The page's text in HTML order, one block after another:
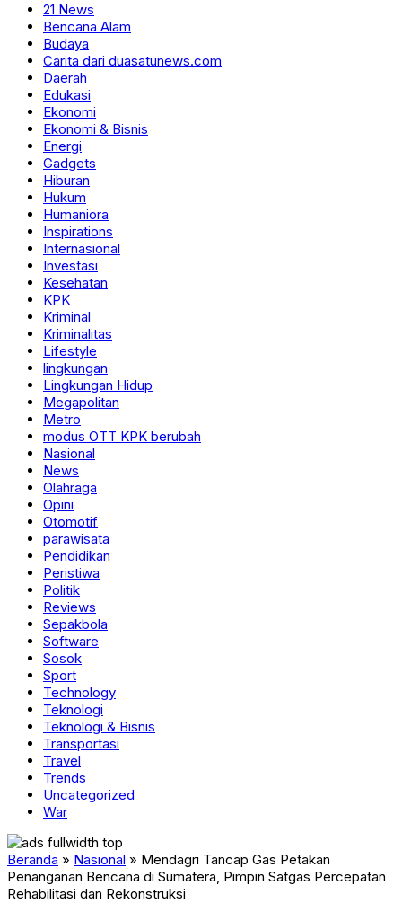
21 News
Bencana Alam
Budaya
Carita dari duasatunews.com
Daerah
Edukasi
Ekonomi
Ekonomi & Bisnis
Energi
Gadgets
Hiburan
Hukum
Humaniora
Inspirations
Internasional
Investasi
Kesehatan
KPK
Kriminal
Kriminalitas
Lifestyle
lingkungan
Lingkungan Hidup
Megapolitan
Metro
modus OTT KPK berubah
Nasional
News
Olahraga
Opini
Otomotif
parawisata
Pendidikan
Peristiwa
Politik
Reviews
Sepakbola
Software
Sosok
Sport
Technology
Teknologi
Teknologi & Bisnis
Transportasi
Travel
Trends
Uncategorized
War
Beranda » Nasional » Mendagri Tancap Gas Petakan
Penanganan Bencana di Sumatera, Pimpin Satgas Percepatan
Rehabilitasi dan Rekonstruksi